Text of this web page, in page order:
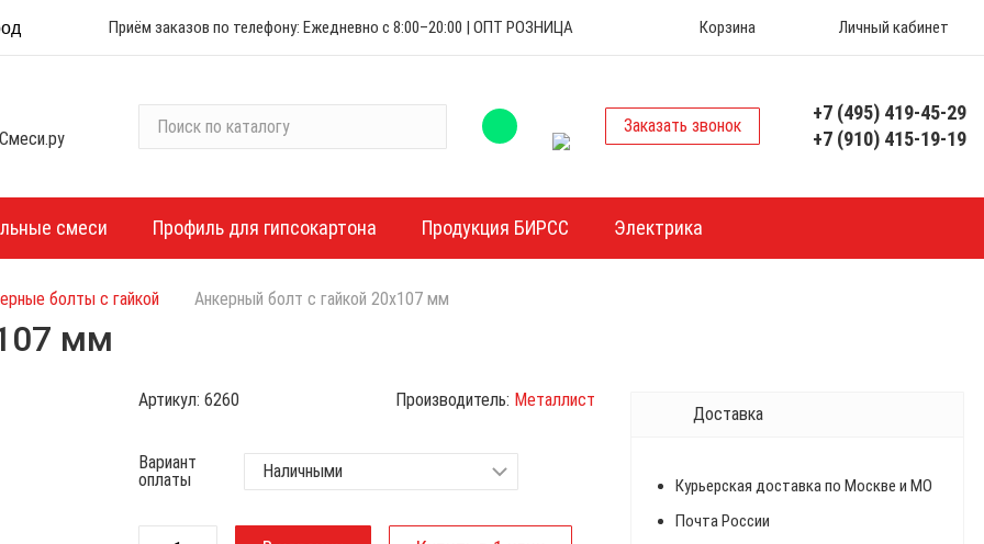
Приём заказов по телефону: Ежедневно с 8:00–20:00 | ОПТ РОЗНИЦА Корзина Личный кабинет
с
к
л
г
у
Заказать звонок
+7 (495) 419-45-29
+7 (910) 415-19-19
смеси Профиль для гипсокартона Продукция БИРСС Электрика
болты с гайкой Анкерный болт с гайкой 20х107 мм
мм
Артикул: 6260 Производитель: Металлист
Вариант
оплаты
Доставка
Курьерская доставка по Москве и МО
Почта России